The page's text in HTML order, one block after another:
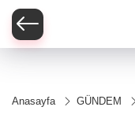
Anasayfa GÜNDEM